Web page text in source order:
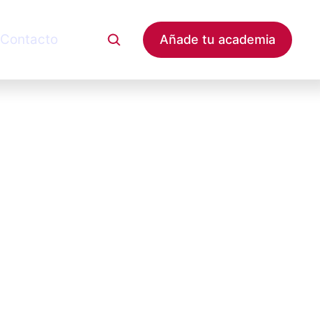
Contacto Añade tu academia